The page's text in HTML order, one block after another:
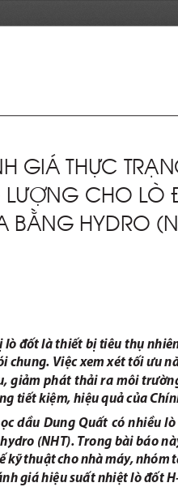
GIÁ THỰC TRẠ
ƯỢNG CHO LÒ
BẰNG HYDRO
lò đốt là thiết bị tiêu thụ
chung. Việc xem xét tối ưu
giảm phát thải ra môi
tiết kiệm, hiệu quả của
dầu  Dung  Quất  có  nhiều
(NHT). Trong bài báo
kỹ thuật cho nhà máy, nhóm
giá hiệu suất nhiệt lò đốt